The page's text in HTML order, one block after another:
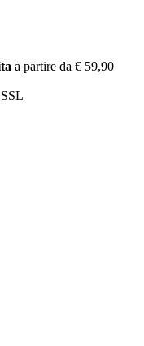
a partire da € 59,90